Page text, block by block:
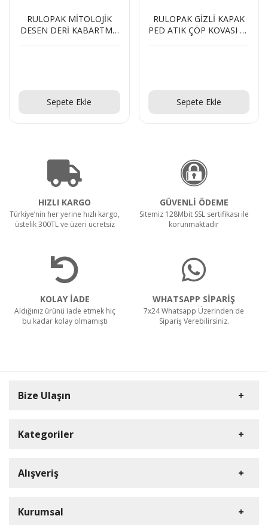
RULOPAK MİTOLOJİK
DESEN DERİ KABARTMA
Sepete Ekle
RULOPAK GİZLİ KAPAK
PED ATIK ÇÖP KOVASI 20
Sepete Ekle
HIZLI KARGO
Türkiye’nin her yerine hızlı kargo,
üstelik 300TL ve üzeri ücretsiz
GÜVENLİ ÖDEME
Sitemiz 128Mbit SSL sertifikası ile
korunmaktadır
KOLAY İADE
Aldığınız ürünü iade etmek hiç
bu kadar kolay olmamıştı
WHATSAPP SİPARİŞ
7x24 Whatsapp Üzerinden de
Sipariş Verebilirsiniz.
Bize Ulaşın
0(352) 231 92 94
Kategoriler
Rulopak
Ermop
Alışveriş
Kurumsal